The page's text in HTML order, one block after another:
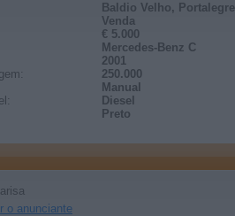
Baldio Velho, Portalegre
Venda
€ 5.000
Mercedes-Benz C
2001
250.000
Manual
Diesel
Preto
o anunciante